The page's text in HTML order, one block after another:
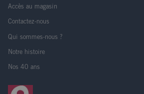
Accès au magasin
Contactez-nous
Qui sommes-nous ?
Notre histoire
Nos 40 ans